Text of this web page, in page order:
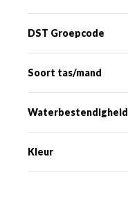
DST Groepcode
Soort tas/mand
Waterbestendigheid
Kleur